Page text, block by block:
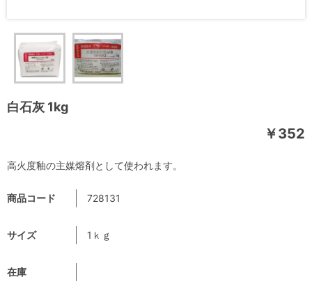
白石灰 1kg
￥352
商品コード 728131
サイズ 1ｋｇ
在庫
高火度釉の主媒熔剤として使われます。